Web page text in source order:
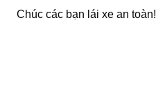
Chúc các bạn lái xe an toàn!